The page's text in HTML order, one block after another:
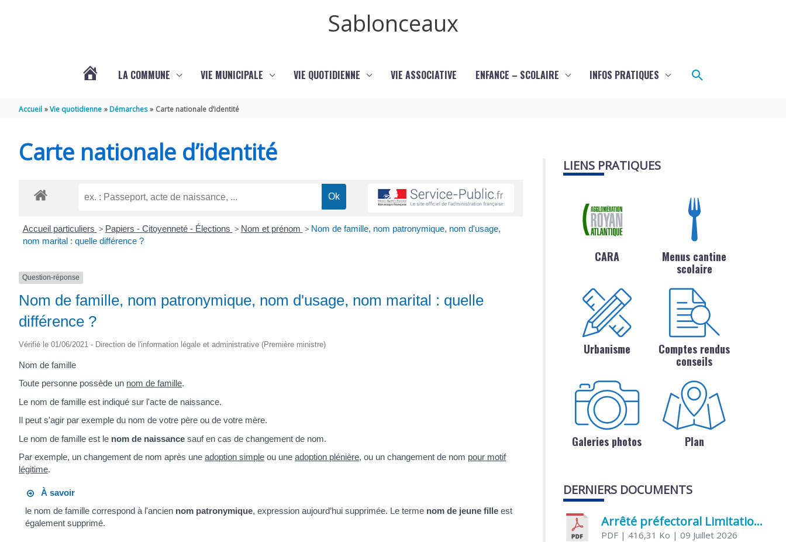
Sablonceaux
LA COMMUNE VIE MUNICIPALE VIE QUOTIDIENNE VIE ASSOCIATIVE ENFANCE – SCOLAIRE INFOS PRATIQUES Rechercher
Accueil Vie quotidienne Démarches Carte nationale d’identité
Carte nationale d’identité
Accueil particuliers > Papiers - Citoyenneté - Élections > Nom et prénom > Nom de famille, nom patronymique, nom d'usage,
nom marital : quelle différence ?
Question-réponse
Nom de famille, nom patronymique, nom d'usage, nom marital : quelle
différence ?
Vérifié le 01/06/2021 - Direction de l'information légale et administrative (Première ministre)
Nom de famille
Toute personne possède un nom de famille.
Le nom de famille est indiqué sur l'acte de naissance.
Il peut s'agir par exemple du nom de votre père ou de votre mère.
Le nom de famille est le nom de naissance sauf en cas de changement de nom.
Par exemple, un changement de nom après une adoption simple ou une adoption plénière, ou un changement de nom pour motif
légitime.
À savoir
le nom de famille correspond à l'ancien nom patronymique, expression aujourd’hui supprimée. Le terme nom de jeune fille est
également supprimé.
LIENS PRATIQUES
CARA
Menus cantine
scolaire
Urbanisme
Comptes rendus
conseils
Galeries photos Plan
DERNIERS DOCUMENTS
Arrêté préfectoral Limitation provisoire des usages de l’eau
PDF | 416,31 Ko | 09 Juillet 2026